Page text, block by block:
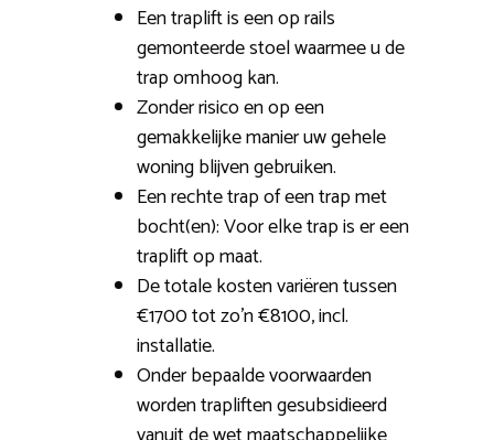
Een traplift is een op rails
gemonteerde stoel waarmee u de
trap omhoog kan.
Zonder risico en op een
gemakkelijke manier uw gehele
woning blijven gebruiken.
Een rechte trap of een trap met
bocht(en): Voor elke trap is er een
traplift op maat.
De totale kosten variëren tussen
€1700 tot zo’n €8100, incl.
installatie.
Onder bepaalde voorwaarden
worden trapliften gesubsidieerd